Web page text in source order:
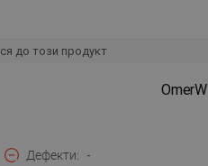
до този продукт
OmerW
Дефекти -